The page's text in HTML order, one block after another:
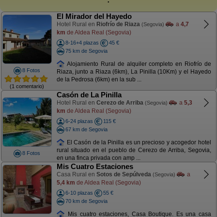
8 Fotos
(1 comentario)
El Mirador del Hayedo
Hotel Rural en Riofrío de Riaza (Segovia) a 4,7
km de Aldea Real (Segovia)
8-16+4 plazas
45 €
75 km de Segovia
Alojamiento Rural de alquiler completo en Riofrío de
Riaza, junto a Riaza (6km), La Pinilla (10Km) y el Hayedo
de la Pedrosa (6km) en la sub ...
8 Fotos
Casón de La Pinilla
Hotel Rural en Cerezo de Arriba (Segovia) a 5,3
km de Aldea Real (Segovia)
6-24 plazas
115 €
67 km de Segovia
El Casón de la Pinilla es un precioso y acogedor hotel
rural situado en el pueblo de Cerezo de Arriba, Segovia,
en una finca privada con amp ...
Mis Cuatro Estaciones
Casa Rural en Sotos de Sepúlveda (Segovia)
a
5,4 km de Aldea Real (Segovia)
6-10 plazas
55 €
70 km de Segovia
Mis cuatro estaciones, Casa Boutique. Es una casa